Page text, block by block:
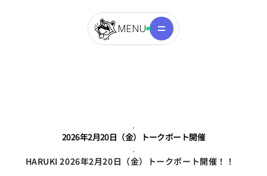
MENU
.
2026年2月20日（金）トークポート開催
.
HARUKI 2026年2月20日（金）トークポート開催！！